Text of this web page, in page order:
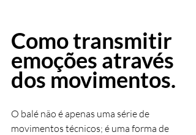
Como transmitir
emoções através
dos movimentos.
O balé não é apenas uma série de
movimentos técnicos; é uma forma de